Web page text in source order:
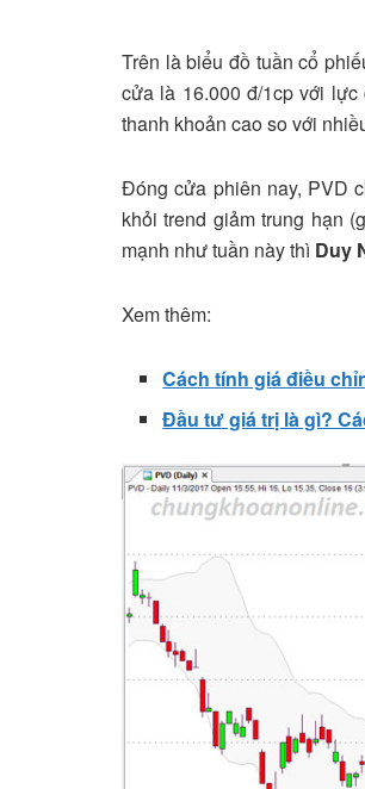
Trên là biểu đồ tuần cổ
cửa là 16.000 đ/1cp với
thanh khoản cao so với
Đóng cửa phiên nay, PVD
khỏi trend giảm trung hạn
mạnh như tuần này thì Duy
Xem thêm:
Cách tính giá điều
Đầu tư giá trị là gì?